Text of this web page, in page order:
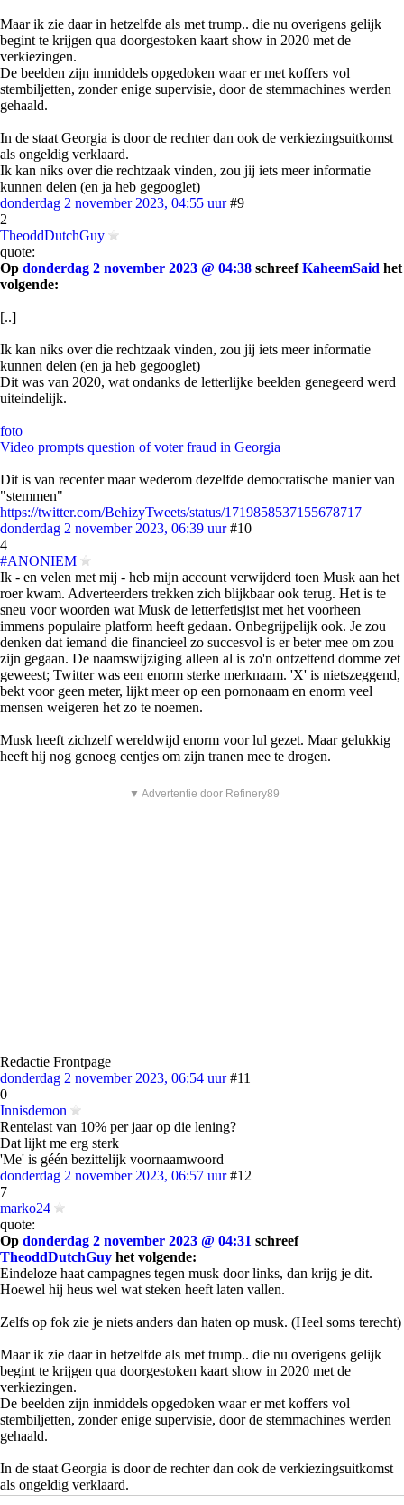
Maar ik zie daar in hetzelfde als met trump.. die nu overigens gelijk
begint te krijgen qua doorgestoken kaart show in 2020 met de
verkiezingen.
De beelden zijn inmiddels opgedoken waar er met koffers vol
stembiljetten, zonder enige supervisie, door de stemmachines werden
gehaald.
In de staat Georgia is door de rechter dan ook de verkiezingsuitkomst
als ongeldig verklaard.
Ik kan niks over die rechtzaak vinden, zou jij iets meer informatie
kunnen delen (en ja heb gegooglet)
donderdag 2 november 2023, 04:55 uur #9
2
TheoddDutchGuy
quote:
Op donderdag 2 november 2023 @ 04:38 schreefKaheemSaid het
volgende:
[..]
Ik kan niks over die rechtzaak vinden, zou jij iets meer informatie
kunnen delen (en ja heb gegooglet)
Dit was van 2020, wat ondanks de letterlijke beelden genegeerd werd
uiteindelijk.
foto
Video prompts question of voter fraud in Georgia
Dit is van recenter maar wederom dezelfde democratische manier van
"stemmen"
https://twitter.com/BehizyTweets/status/1719858537155678717
donderdag 2 november 2023, 06:39 uur #10
4
#ANONIEM
Ik - en velen met mij - heb mijn account verwijderd toen Musk aan het
roer kwam. Adverteerders trekken zich blijkbaar ook terug. Het is te
sneu voor woorden wat Musk de letterfetisjist met het voorheen
immens populaire platform heeft gedaan. Onbegrijpelijk ook. Je zou
denken dat iemand die financieel zo succesvol is er beter mee om zou
zijn gegaan. De naamswijziging alleen al is zo'n ontzettend domme zet
geweest; Twitter was een enorm sterke merknaam. 'X' is nietszeggend,
bekt voor geen meter, lijkt meer op een pornonaam en enorm veel
mensen weigeren het zo te noemen.
Musk heeft zichzelf wereldwijd enorm voor lul gezet. Maar gelukkig
heeft hij nog genoeg centjes om zijn tranen mee te drogen.
▼ Advertentie door Refinery89
Redactie Frontpage
donderdag 2 november 2023, 06:54 uur #11
0
Innisdemon
Rentelast van 10% per jaar op die lening?
Dat lijkt me erg sterk
'Me' is géén bezittelijk voornaamwoord
donderdag 2 november 2023, 06:57 uur #12
7
marko24
quote:
Op donderdag 2 november 2023 @ 04:31 schreef
TheoddDutchGuy het volgende:
Eindeloze haat campagnes tegen musk door links, dan krijg je dit.
Hoewel hij heus wel wat steken heeft laten vallen.
Zelfs op fok zie je niets anders dan haten op musk. (Heel soms terecht)
Maar ik zie daar in hetzelfde als met trump.. die nu overigens gelijk
begint te krijgen qua doorgestoken kaart show in 2020 met de
verkiezingen.
De beelden zijn inmiddels opgedoken waar er met koffers vol
stembiljetten, zonder enige supervisie, door de stemmachines werden
gehaald.
In de staat Georgia is door de rechter dan ook de verkiezingsuitkomst
als ongeldig verklaard.
Zo triest he als iemand faalt is het weer een haatcampagne door links.